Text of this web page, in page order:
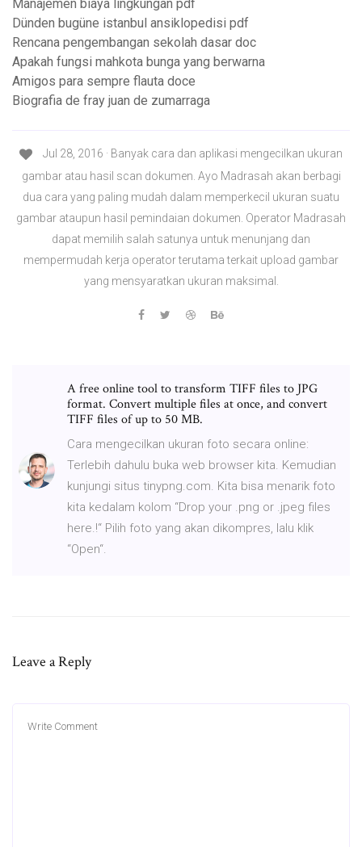
Manajemen biaya lingkungan pdf
Dünden bugüne istanbul ansiklopedisi pdf
Rencana pengembangan sekolah dasar doc
Apakah fungsi mahkota bunga yang berwarna
Amigos para sempre flauta doce
Biografia de fray juan de zumarraga
Jul 28, 2016 · Banyak cara dan aplikasi mengecilkan ukuran
gambar atau hasil scan dokumen. Ayo Madrasah akan berbagi
dua cara yang paling mudah dalam memperkecil ukuran suatu
gambar ataupun hasil pemindaian dokumen. Operator Madrasah
dapat memilih salah satunya untuk menunjang dan
mempermudah kerja operator terutama terkait upload gambar
yang mensyaratkan ukuran maksimal.
A free online tool to transform TIFF files to JPG
format. Convert multiple files at once, and convert
TIFF files of up to 50 MB.
Cara mengecilkan ukuran foto secara online:
Terlebih dahulu buka web browser kita. Kemudian
kunjungi situs tinypng.com. Kita bisa menarik foto
kita kedalam kolom “Drop your .png or .jpeg files
here.!“ Pilih foto yang akan dikompres, lalu klik
“Open“.
Leave a Reply